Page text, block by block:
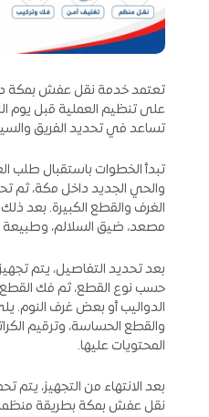
تعتمد خدمة نقل عفش بمكة
على تنظيم العملية قبل يوم
تساعد في تحديد الفريق
تبدأ الخطوات باستقبال طلب
والحي الجديد داخل مكة، ثم
الغرف والقطع الكبيرة. بعد
مصعد، ضيق السلالم، وطبيعة
بعد تحديد التفاصيل، يتم
حسب نوع القطع، ثم فك القطع
الدواليب أو بعض غرف النوم.
والقطع الحساسة، وترقيم
المحتويات عليها.
بعد الانتهاء من التجهيز،
نقل عفش بمكة بطريقة